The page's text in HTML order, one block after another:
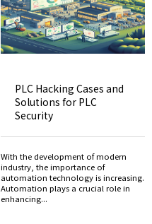
PLC Hacking Cases and
Solutions for PLC
Security
With the development of modern
industry, the importance of
automation technology is increasing.
Automation plays a crucial role in
enhancing...